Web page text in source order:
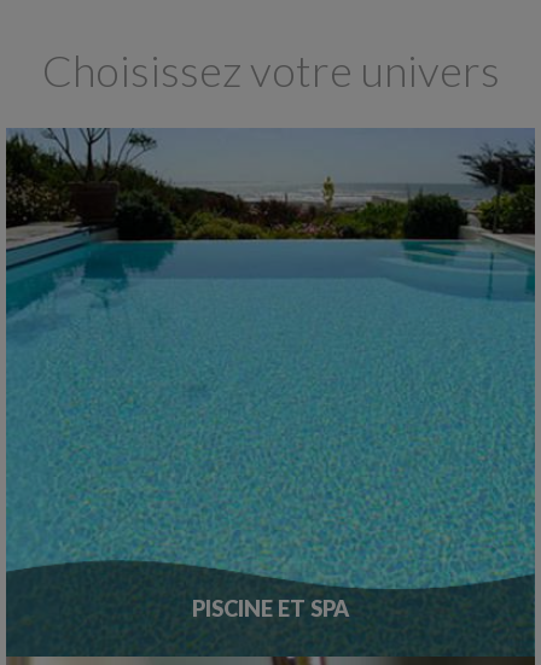
Choisissez votre univers
PISCINE ET SPA